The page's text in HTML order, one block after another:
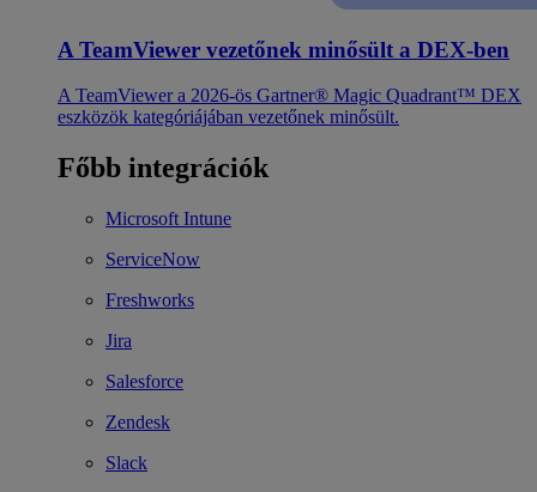
A TeamViewer vezetőnek minősült a DEX-ben
A TeamViewer a 2026-ös Gartner® Magic Quadrant™ DEX
eszközök kategóriájában vezetőnek minősült.
Főbb integrációk
Microsoft Intune
ServiceNow
Freshworks
Jira
Salesforce
Zendesk
Slack